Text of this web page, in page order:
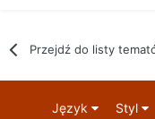
Przejdź do listy
Język Styl